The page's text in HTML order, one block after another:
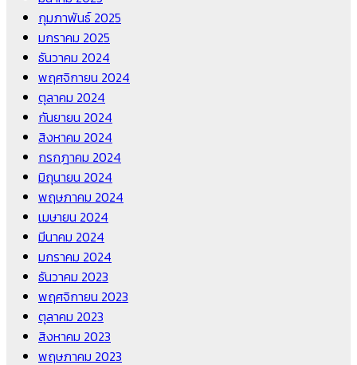
กุมภาพันธ์ 2025
มกราคม 2025
ธันวาคม 2024
พฤศจิกายน 2024
ตุลาคม 2024
กันยายน 2024
สิงหาคม 2024
กรกฎาคม 2024
มิถุนายน 2024
พฤษภาคม 2024
เมษายน 2024
มีนาคม 2024
มกราคม 2024
ธันวาคม 2023
พฤศจิกายน 2023
ตุลาคม 2023
สิงหาคม 2023
พฤษภาคม 2023